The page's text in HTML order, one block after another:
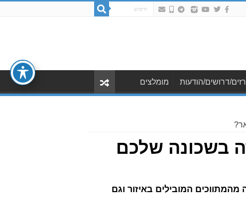
דרושים/הודעות מומלצים
בשכונה שלכם
המובילים באיזור וגם